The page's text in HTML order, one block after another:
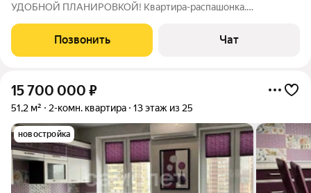
УДОБНОЙ ПЛАНИРОВКОЙ! Квартира-распашонка.
спальня. Можно изолировать еще одну комнату. Санузел
совмещенный. Есть ГАРДЕРОБНАЯ, где сохранены все
Позвонить Чат
15 700 000 ₽
51,2 м² 2-комн. квартира 13 этаж из 25
новостройка